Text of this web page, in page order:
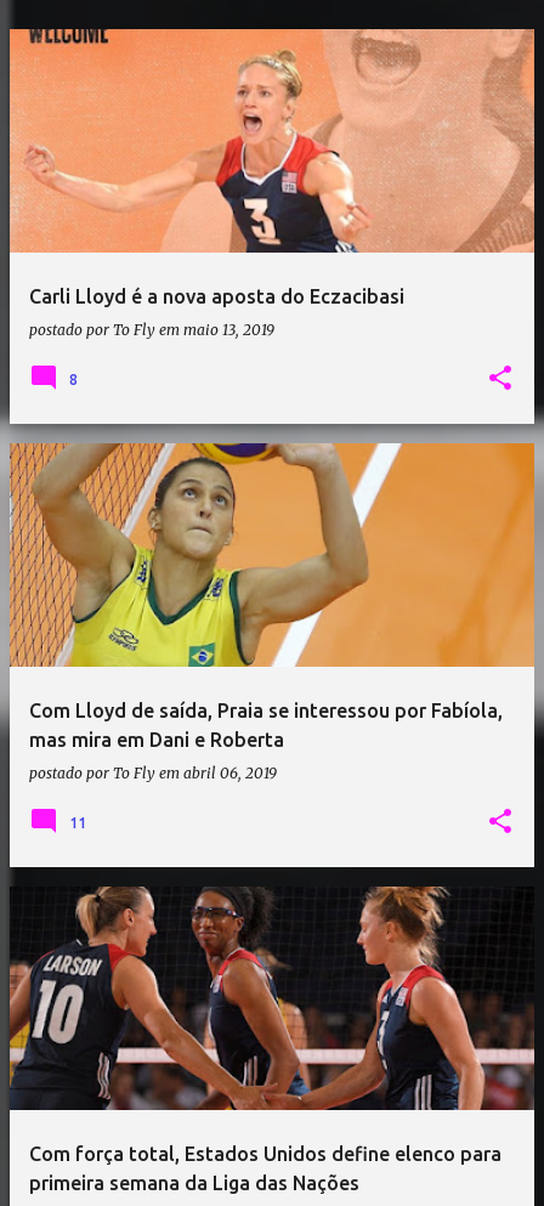
Carli Lloyd é a nova aposta do Eczacibasi
postado por To Fly em maio 13, 2019
8
Com Lloyd de saída, Praia se interessou por Fabíola,
mas mira em Dani e Roberta
postado por To Fly em abril 06, 2019
11
Com força total, Estados Unidos define elenco para
primeira semana da Liga das Nações